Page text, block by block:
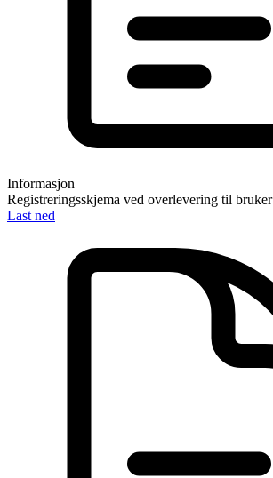
Informasjon
Registreringsskjema ved overlevering til bruker
Last ned